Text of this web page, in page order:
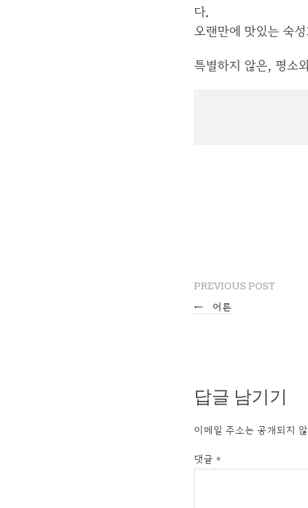
다.
오랜만에 맛있는 숙
특별하지 않은, 평소
PREVIOUS POST
← 어른
답글 남기기
이메일 주소는 공개되지
댓글 *